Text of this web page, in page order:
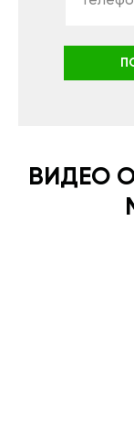
ВИДЕО